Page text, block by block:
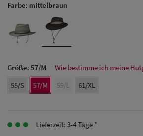
Herren Caps
Herren
Herren UV-
Farbe: mittelbraun
Größe: 57/M
Wie bestimme ich meine
55/S
57/M 59/L 61/XL
Lieferzeit: 3-4 Tage *